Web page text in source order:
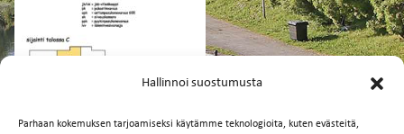
Hallinnoi suostumusta
Parhaan kokemuksen tarjoamiseksi käytämme teknologioita, kuten evästeitä,